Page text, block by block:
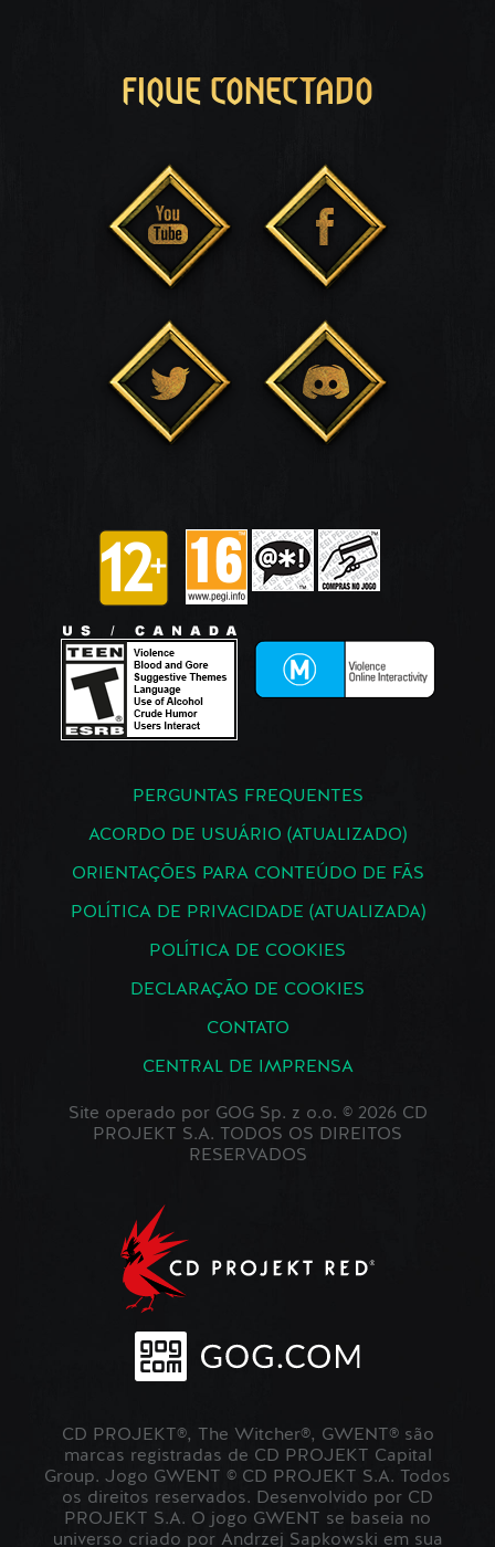
FIQUE CONECTADO
PERGUNTAS FREQUENTES
ACORDO DE USUÁRIO (ATUALIZADO)
ORIENTAÇÕES PARA CONTEÚDO DE FÃS
POLÍTICA DE PRIVACIDADE (ATUALIZADA)
POLÍTICA DE COOKIES
DECLARAÇÃO DE COOKIES
CONTATO
CENTRAL DE IMPRENSA
Site operado por GOG Sp. z o.o. © 2026 CD
PROJEKT S.A. TODOS OS DIREITOS
RESERVADOS
CD PROJEKT®, The Witcher®, GWENT® são
marcas registradas de CD PROJEKT Capital
Group. Jogo GWENT © CD PROJEKT S.A. Todos
os direitos reservados. Desenvolvido por CD
PROJEKT S.A. O jogo GWENT se baseia no
universo criado por Andrzej Sapkowski em sua